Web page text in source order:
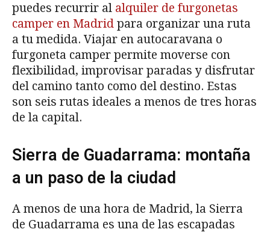
puedes recurrir al alquiler de furgonetas
camper en Madrid para organizar una ruta
a tu medida. Viajar en autocaravana o
furgoneta camper permite moverse con
flexibilidad, improvisar paradas y disfrutar
del camino tanto como del destino. Estas
son seis rutas ideales a menos de tres horas
de la capital.
Sierra de Guadarrama: montaña
a un paso de la ciudad
A menos de una hora de Madrid, la Sierra
de Guadarrama es una de las escapadas